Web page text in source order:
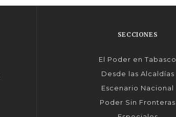
SECCIONES
El Poder en Tabasco
Desde las Alcaldías
Escenario Nacional
Poder Sin Fronteras